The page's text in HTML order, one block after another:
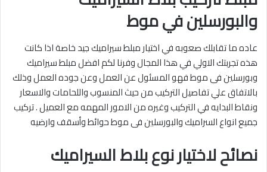
والبورسلين في موط
عاده ما تقابلك صعوبه في اختيار مبلط سيراميك جيد خاصة اذا كانت
هذه تجربتك الاولي في هذا المجال وفرنا لكم افضل مبلط سيراميك
وبورسلين فى موط فهو المسئول عن العمل وعن جوده العمل وذلك
بالاتفاق علي تفاصيل التركيب من حيث المنسوب واللحامات والاسعار
ونقاط البدايه في التركيب وغيره من الامور المهمه مع العميل . تركيب
جميع انواع السراميك والبورسلين فى موط حوائط وأسقف وارضيه‎
نصائح لاختيار نوع بلاط السيراميك